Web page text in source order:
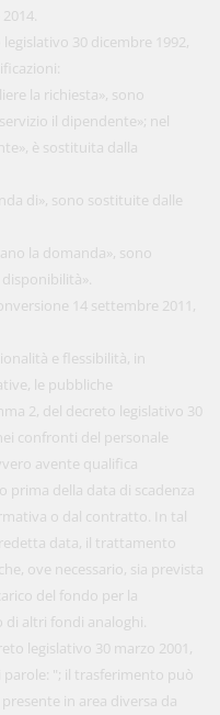
30 dicembre 1992,
la richiesta», sono
il dipendente»; nel
è sostituita dalla
di», sono sostituite dalle
la domanda», sono
14 settembre 2011,
e flessibilità, in
le pubbliche
2, del decreto legislativo 30
confronti del personale
avente qualifica
prima della data di scadenza
o dal contratto. In tal
data, il trattamento
ove necessario, sia prevista
del fondo per la
altri fondi analoghi.
legislativo 30 marzo 2001,
parole: "; il trasferimento può
in area diversa da